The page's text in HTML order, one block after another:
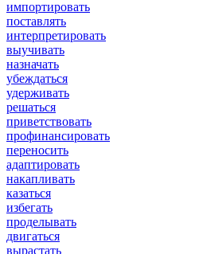
импортировать
поставлять
интерпретировать
выучивать
назначать
убеждаться
удерживать
решаться
приветствовать
профинансировать
переносить
адаптировать
накапливать
казаться
избегать
проделывать
двигаться
вырастать